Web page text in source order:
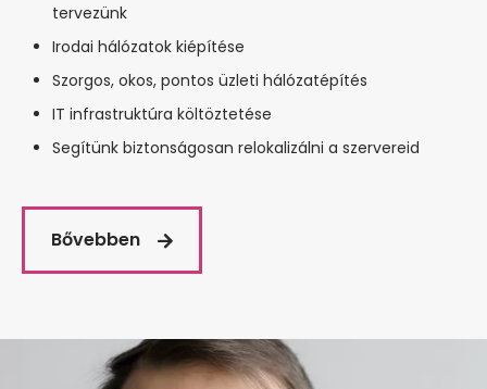
tervezünk
Irodai hálózatok kiépítése
Szorgos, okos, pontos üzleti hálózatépítés
IT infrastruktúra költöztetése
Segítünk biztonságosan relokalizálni a szervereid
Bővebben